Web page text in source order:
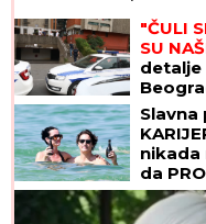
"ČULI
SU
detalje
Slavna
nikada
da
Crnoj